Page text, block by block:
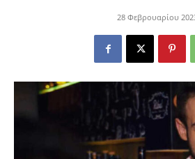
28 Φεβρουαρίου